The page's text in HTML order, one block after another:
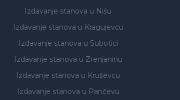
Izdavanje stanova u Nišu
Izdavanje stanova u Kragujevcu
Izdavanje stanova u Subotici
Izdavanje stanova u Zrenjaninu
Izdavanje stanova u Kruševcu
Izdavanje stanova u Pančevu